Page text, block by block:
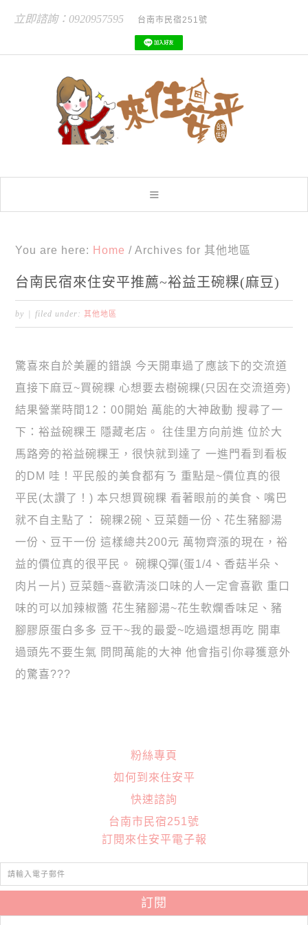
立即諮詢：0920957595 台南市民宿251號
You are here: Home / Archives for 其他地區
台南民宿來住安平推薦~裕益王碗粿(麻豆)
by filed under:其他地區
驚喜來自於美麗的錯誤 今天開車過了應該下的交流道
直接下麻豆~買碗粿 心想要去樹碗粿(只因在交流道旁)
結果營業時間12：00開始 萬能的大神啟動 搜尋了一
下：裕益碗粿王 隱藏老店。 往佳里方向前進 位於大
馬路旁的裕益碗粿王，很快就到達了 一進門看到看板
的DM 哇！平民般的美食都有ㄋ 重點是~價位真的很
平民(太讚了！) 本只想買碗粿 看著眼前的美食、嘴巴
就不自主點了： 碗粿2碗、豆菜麵一份、花生豬腳湯
一份、豆干一份 這樣總共200元 萬物齊漲的現在，裕
益的價位真的很平民。 碗粿Q彈(蛋1/4、香菇半朵、
肉片一片) 豆菜麵~喜歡清淡口味的人一定會喜歡 重口
味的可以加辣椒醬 花生豬腳湯~花生軟爛香味足、豬
腳膠原蛋白多多 豆干~我的最愛~吃過還想再吃 開車
過頭先不要生氣 問問萬能的大神 他會指引你尋獲意外
的驚喜???
粉絲專頁
如何到來住安平
快速諮詢
台南市民宿251號
訂閱來住安平電子報